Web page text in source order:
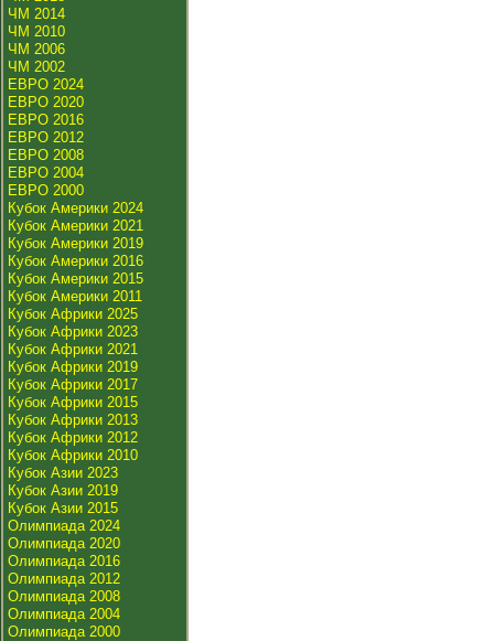
ЧМ 2014
ЧМ 2010
ЧМ 2006
ЧМ 2002
ЕВРО 2024
ЕВРО 2020
ЕВРО 2016
ЕВРО 2012
ЕВРО 2008
ЕВРО 2004
ЕВРО 2000
Кубок Америки 2024
Кубок Америки 2021
Кубок Америки 2019
Кубок Америки 2016
Кубок Америки 2015
Кубок Америки 2011
Кубок Африки 2025
Кубок Африки 2023
Кубок Африки 2021
Кубок Африки 2019
Кубок Африки 2017
Кубок Африки 2015
Кубок Африки 2013
Кубок Африки 2012
Кубок Африки 2010
Кубок Азии 2023
Кубок Азии 2019
Кубок Азии 2015
Олимпиада 2024
Олимпиада 2020
Олимпиада 2016
Олимпиада 2012
Олимпиада 2008
Олимпиада 2004
Олимпиада 2000